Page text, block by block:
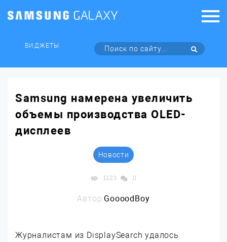
ВИДЖЕТЫ
Samsung намерена увеличить
объемы производства OLED-
дисплеев
Новости
1123 0
Автор:GoooodBoy
Журналистам из DisplaySearch удалось